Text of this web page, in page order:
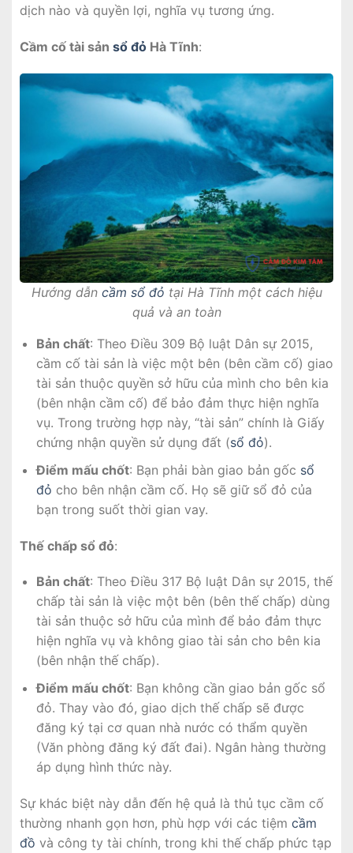
dịch nào và quyền lợi, nghĩa vụ tương ứng.
Cầm cố tài sản sổ đỏ Hà Tĩnh:
Hướng dẫn cầm sổ đỏ tại Hà Tĩnh một cách hiệu
quả và an toàn
Bản chất: Theo Điều 309 Bộ luật Dân sự 2015,
cầm cố tài sản là việc một bên (bên cầm cố) giao
tài sản thuộc quyền sở hữu của mình cho bên kia
(bên nhận cầm cố) để bảo đảm thực hiện nghĩa
vụ. Trong trường hợp này, “tài sản” chính là Giấy
chứng nhận quyền sử dụng đất (sổ đỏ).
Điểm mấu chốt: Bạn phải bàn giao bản gốc sổ
đỏ cho bên nhận cầm cố. Họ sẽ giữ sổ đỏ của
bạn trong suốt thời gian vay.
Thế chấp sổ đỏ:
Bản chất: Theo Điều 317 Bộ luật Dân sự 2015, thế
chấp tài sản là việc một bên (bên thế chấp) dùng
tài sản thuộc sở hữu của mình để bảo đảm thực
hiện nghĩa vụ và không giao tài sản cho bên kia
(bên nhận thế chấp).
Điểm mấu chốt: Bạn không cần giao bản gốc sổ
đỏ. Thay vào đó, giao dịch thế chấp sẽ được
đăng ký tại cơ quan nhà nước có thẩm quyền
(Văn phòng đăng ký đất đai). Ngân hàng thường
áp dụng hình thức này.
Sự khác biệt này dẫn đến hệ quả là thủ tục cầm cố
thường nhanh gọn hơn, phù hợp với các tiệm cầm
đồ và công ty tài chính, trong khi thế chấp phức tạp